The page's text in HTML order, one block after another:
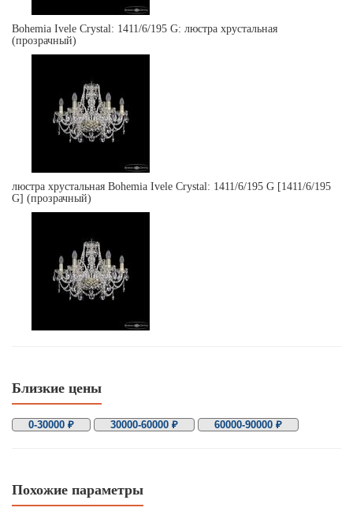
Bohemia Ivele Crystal: 1411/6/195 G: люстра хрустальная
(прозрачный)
люстра хрустальная Bohemia Ivele Crystal: 1411/6/195 G [1411/6/195
G] (прозрачный)
Близкие цены
0-30000 ₽ 30000-60000 ₽ 60000-90000 ₽
Похожие параметры